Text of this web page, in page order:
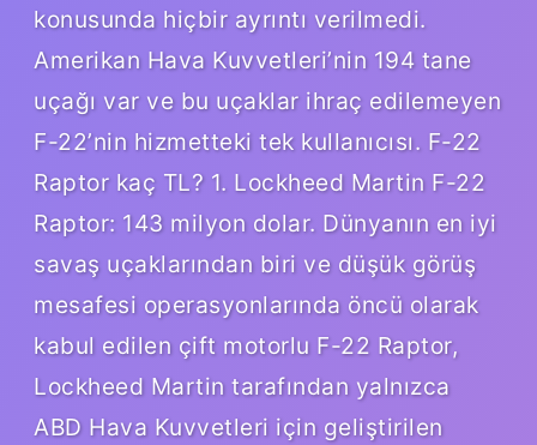
konusunda hiçbir ayrıntı verilmedi.
Amerikan Hava Kuvvetleri’nin 194 tane
uçağı var ve bu uçaklar ihraç edilemeyen
F-22’nin hizmetteki tek kullanıcısı. F-22
Raptor kaç TL? 1. Lockheed Martin F-22
Raptor: 143 milyon dolar. Dünyanın en iyi
savaş uçaklarından biri ve düşük görüş
mesafesi operasyonlarında öncü olarak
kabul edilen çift motorlu F-22 Raptor,
Lockheed Martin tarafından yalnızca
ABD Hava Kuvvetleri için geliştirilen